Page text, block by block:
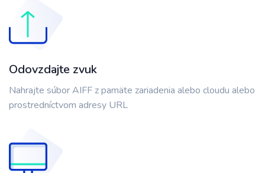
Odovzdajte zvuk
Nahrajte súbor AIFF z pamäte zariadenia alebo cloudu alebo
prostredníctvom adresy URL